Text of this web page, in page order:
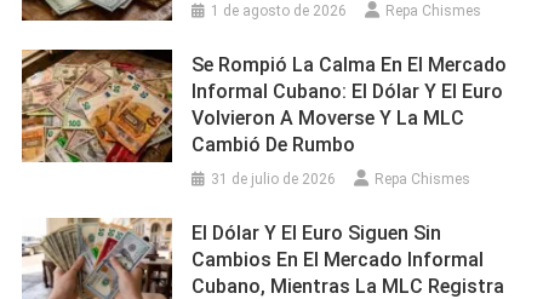
1 de agosto de 2026 Repa Chismes
Se Rompió La Calma En El Mercado
Informal Cubano: El Dólar Y El Euro
Volvieron A Moverse Y La MLC
Cambió De Rumbo
31 de julio de 2026 Repa Chismes
El Dólar Y El Euro Siguen Sin
Cambios En El Mercado Informal
Cubano, Mientras La MLC Registra